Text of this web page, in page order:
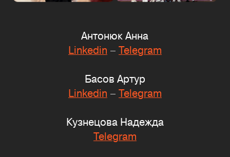
Антонюк Анна
Linkedin – Telegram
Басов Артур
Linkedin – Telegram
Кузнецова Надежда
Telegram